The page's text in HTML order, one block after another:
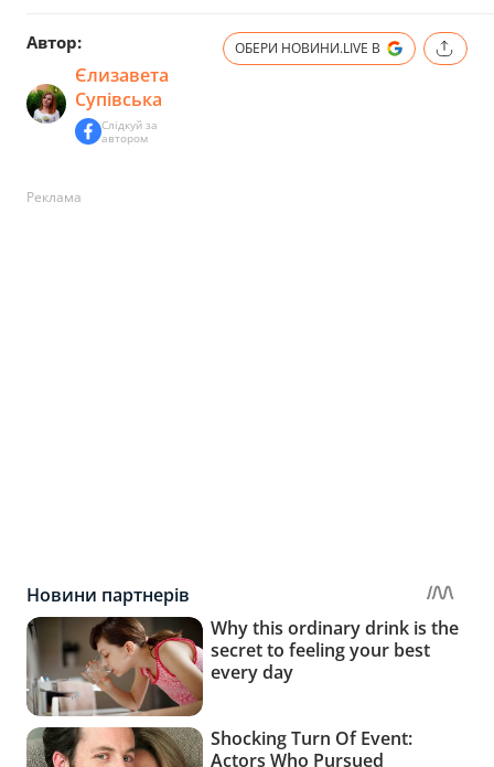
Автор:
Єлизавета
Супівська
Слідкуй за
автором
ОБЕРИ НОВИНИ.LIVE В
Реклама